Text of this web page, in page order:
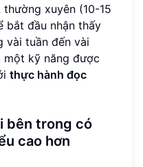
xuyên (10-15
bắt đầu nhận thấy
vài tuần đến vài
một kỹ năng được
thực hành đọc
bên trong có
cao hơn